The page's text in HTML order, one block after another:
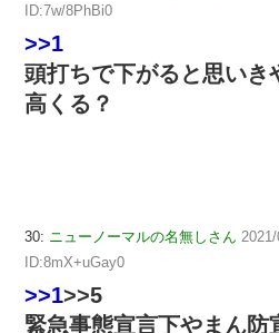
ID:7w/8PhBi0
>>1
頭打ちで下がると思いき
高くる？
30: ニューノーマルの名無しさん
ID:8mX+uGay0
>>1>>5
緊急事態宣言下やまん防